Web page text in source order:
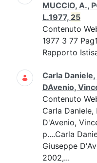
MUCCIO, A.,
L.1977, 25
Contenuto
1977 3 77
Rapporto
Carla
DAvenio,
Contenuto
Carla
D'Avenio,
p....Carla
Giuseppe
2002,...